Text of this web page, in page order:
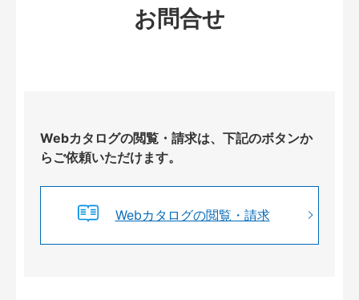
お問合せ
Webカタログの閲覧・請求は、下記のボタンか
らご依頼いただけます。
Webカタログの閲覧・請求